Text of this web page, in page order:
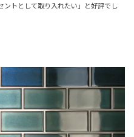
ントとして取り入れたい」と好評でし